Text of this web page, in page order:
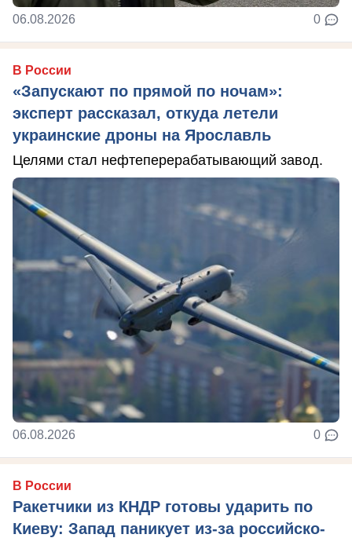
06.08.2026 0
В России
«Запускают по прямой по ночам»:
эксперт рассказал, откуда летели
украинские дроны на Ярославль
Целями стал нефтеперерабатывающий завод.
06.08.2026 0
В России
Ракетчики из КНДР готовы ударить по
Киеву: Запад паникует из-за российско-